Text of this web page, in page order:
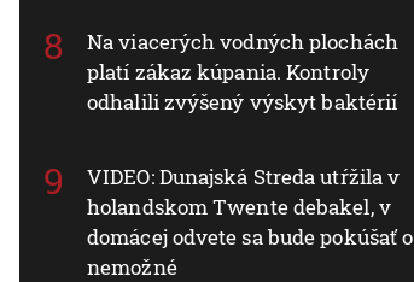
Na viacerých vodných plochách
platí zákaz kúpania. Kontroly
odhalili zvýšený výskyt baktérií
VIDEO: Dunajská Streda utŕžila v
holandskom Twente debakel, v
domácej odvete sa bude pokúšať o
nemožné